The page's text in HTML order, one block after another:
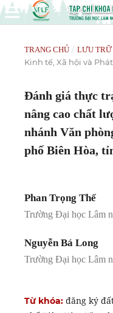
TRANG CHỦ / LƯU TRỮ
Kinh tế, Xã hội và
Đánh giá thực
nâng cao chất
nhánh Văn
phố Biên Hòa,
Phan Trọng Thế
Trường Đại học Lâm
Nguyễn Bá Long
Trường Đại học Lâm
Từ khóa: đăng ký